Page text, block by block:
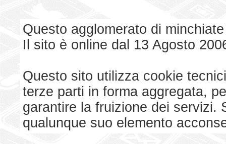
Questo agglomerato di
Il sito è online dal 13 Agosto
Questo sito utilizza cookie
terze parti in forma aggregata,
garantire la fruizione dei servizi.
qualunque suo elemento